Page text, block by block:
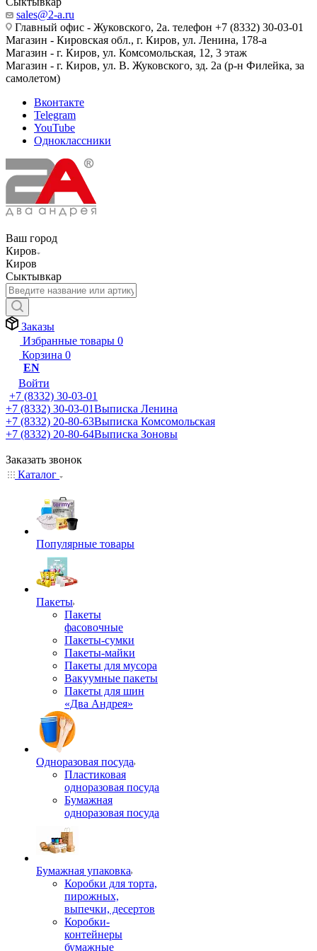
sales@2-a.ru
Главный офис - Жуковского, 2а. телефон +7 (8332) 30-03-01
Магазин - Кировская обл., г. Киров, ул. Ленина, 178-а
Магазин - г. Киров, ул. Комсомольская, 12, 3 этаж
Магазин - г. Киров, ул. В. Жуковского, зд. 2а (р-н Филейка, за
самолетом)
Вконтакте
Telegram
YouTube
Одноклассники
Ваш город
Киров
Киров
Сыктывкар
Заказы
Избранные товары 0
Корзина 0
EN
Войти
+7 (8332) 30-03-01
+7 (8332) 30-03-01Выписка Ленина
+7 (8332) 20-80-63Выписка Комсомольская
+7 (8332) 20-80-64Выписка Зоновы
Заказать звонок
Каталог
Популярные товары
Пакеты
Пакеты
фасовочные
Пакеты-сумки
Пакеты-майки
Пакеты для мусора
Вакуумные пакеты
Пакеты для шин
«Два Андрея»
Одноразовая посуда
Пластиковая
одноразовая посуда
Бумажная
одноразовая посуда
Бумажная упаковка
Коробки для торта,
пирожных,
выпечки, десертов
Коробки-
контейнеры
бумажные